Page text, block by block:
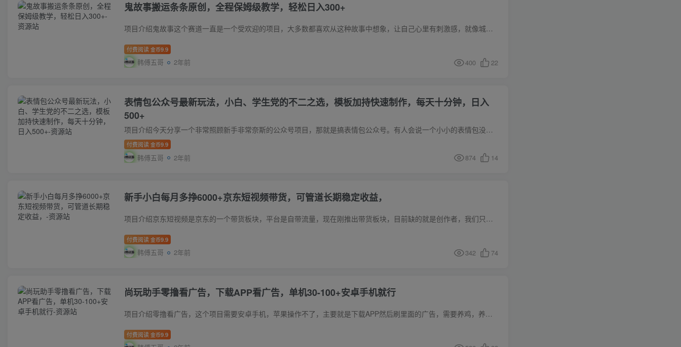
鬼故事搬运条条原创，全程保姆级教学，轻松日入300+
项目介绍鬼故事这个赛道一直是一个受欢迎的项目，大多数都喜欢从这种故事中想象，让自己心里有刺激感，就像城市里的密室逃脱或者鬼屋之类的消遣娱乐项目，但是这个项目更好做，因为看视频也没什...
付费阅读 金币9.9
韩傅五哥 2年前 400 22
表情包公众号最新玩法，小白、学生党的不二之选，模板加持快速制作，每天十分钟，日入
500+
项目介绍今天分享一个非常照顾新手非常奈斯的公众号项目，那就是搞表情包公众号。有人会说一个小小的表情包没点技术含量。但是不要小看这玩意，这玩意儿得流量爆起来是非常大的。按照公众号流量...
付费阅读 金币9.9
韩傅五哥 2年前 874 14
新手小白每月多挣6000+京东短视频带货，可管道长期稳定收益，
项目介绍京东短视频是京东的一个带货板块，平台是自带流量，现在刚推出带货板块，目前缺的就是创作者，我们只需要去找到同款产品发布到京东平台即可，后面任何时候用户下单买了就有佣金，这个项...
付费阅读 金币9.9
韩傅五哥 2年前 342 74
尚玩助手零撸看广告，下载APP看广告，单机30-100+安卓手机就行
项目介绍零撸看广告，这个项目需要安卓手机，苹果操作不了，主要就是下载APP然后刷里面的广告，需要养鸡，养账号权重，然后识别广告，这些基本操作会了就是一个合格的撸包手了，也可以批量操作...
付费阅读 金币9.9